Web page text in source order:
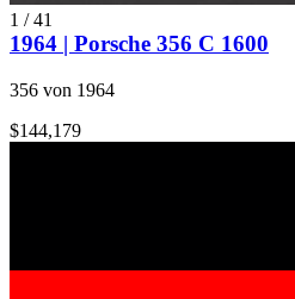
1 /41
1964 | Porsche 356 C 1600
356 von 1964
$144,179